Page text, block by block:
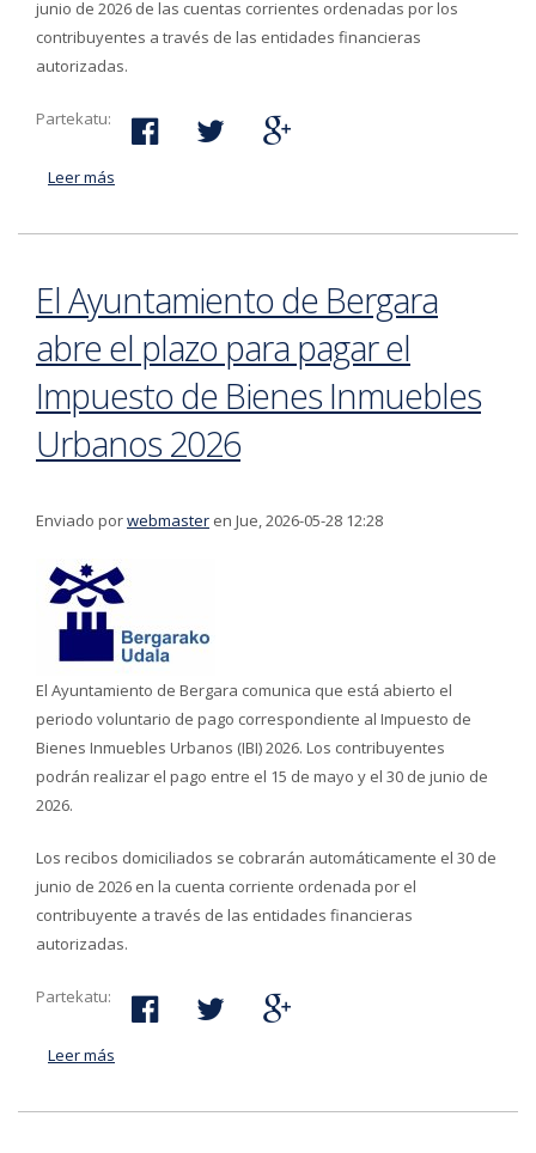
junio de 2026 de las cuentas corrientes ordenadas por los
contribuyentes a través de las entidades financieras
autorizadas.
Partekatu:
Leer más
rústico 2026
El Ayuntamiento de Bergara
abre el plazo para pagar el
Impuesto de Bienes Inmuebles
Urbanos 2026
Enviado porwebmaster en Jue, 2026-05-28 12:28
El Ayuntamiento de Bergara comunica que está abierto el
periodo voluntario de pago correspondiente al Impuesto de
Bienes Inmuebles Urbanos (IBI) 2026. Los contribuyentes
podrán realizar el pago entre el 15 de mayo y el 30 de junio de
2026.
Los recibos domiciliados se cobrarán automáticamente el 30 de
junio de 2026 en la cuenta corriente ordenada por el
contribuyente a través de las entidades financieras
autorizadas.
Partekatu:
Leer más
2026